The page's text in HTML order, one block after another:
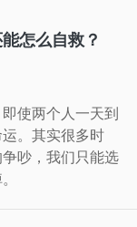
怎么自救？
使两个人一天到
。其实很多时
吵，我们只能选